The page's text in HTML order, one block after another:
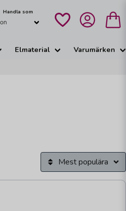
Handla som
Elmaterial Varumärken
Mest populära